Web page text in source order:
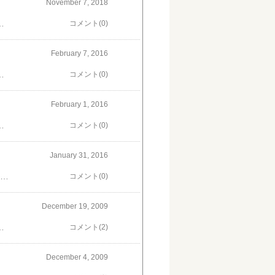
November 7, 2018
コメント(0)
February 7, 2016
コメント(0)
February 1, 2016
コメント(0)
台北の松山空港に着いて、車窓からこういう眺めを見ると、台湾に来たなあ～♪と感じる。台湾は異国なのに安心感がありますね。
January 31, 2016
コメント(0)
December 19, 2009
コメント(2)
December 4, 2009